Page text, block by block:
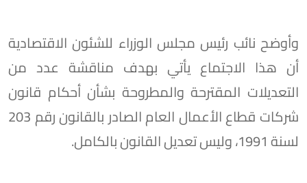
وأوضح نائب رئيس مجلس الوزراء للشئون الاقتصادية
أن هذا الاجتماع يأتي بهدف مناقشة عدد من
التعديلات المقترحة والمطروحة بشأن أحكام قانون
شركات قطاع الأعمال العام الصادر بالقانون رقم 203
لسنة 1991، وليس تعديل القانون بالكامل.